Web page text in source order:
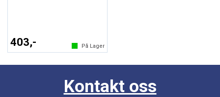
403,- På Lager
Kontakt oss